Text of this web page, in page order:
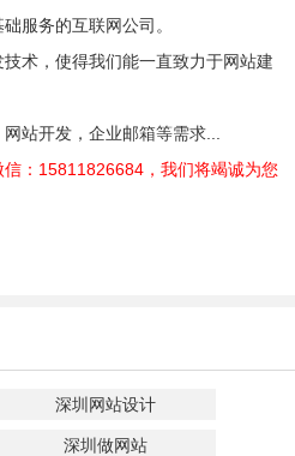
服务的互联网公司。
术，使得我们能一直致力于网站建
站开发，企业邮箱等需求...
：15811826684，我们将竭诚为您
深圳网站设计
深圳做网站